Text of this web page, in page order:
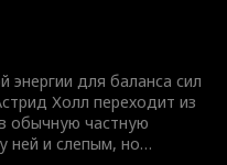
энергии для баланса сил
Холл переходит из
обычную частную
ней и слепым, но